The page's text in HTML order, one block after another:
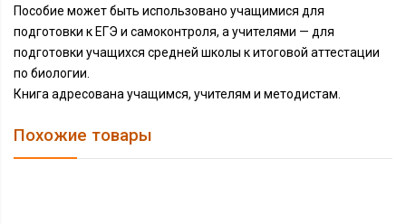
Пособие может быть использовано учащимися для
подготовки к ЕГЭ и самоконтроля, а учителями — для
подготовки учащихся средней школы к итоговой аттестации
по биологии.
Книга адресована учащимся, учителям и методистам.
Похожие товары